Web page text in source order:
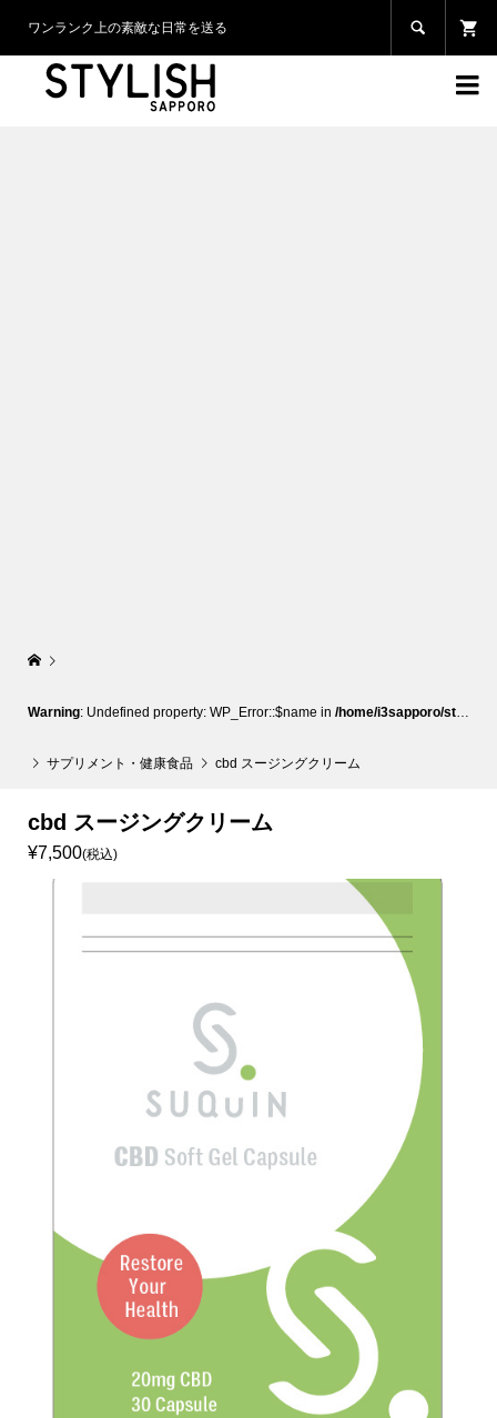
ワンランク上の素敵な日常を送る 

Warning: Undefined property: WP_Error::$name in /home/i3sapporo/stylish-sapporo.com/public_html/wp-content/themes/glamour_tcd073/template-parts/breadcrumb.php
サプリメント・健康食品 cbd スージングクリーム
cbd スージングクリーム
¥7,500(税込)